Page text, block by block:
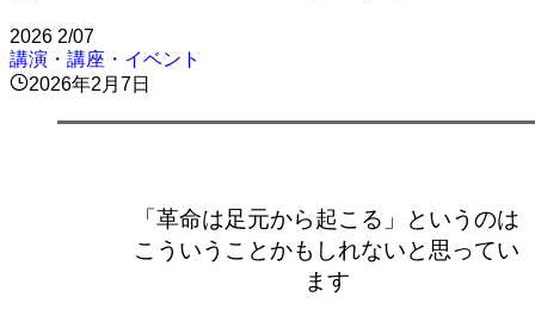
2026 2/07
講演・講座・イベント
2026年2月7日
「革命は足元から起こる」というのは
こういうことかもしれないと思ってい
ます